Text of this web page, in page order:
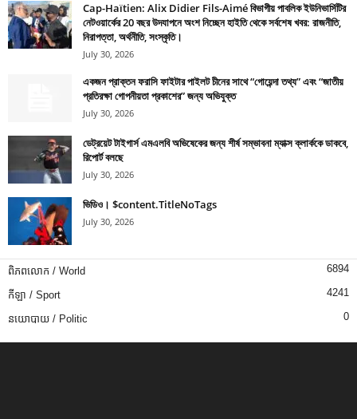
Cap-Haïtien: Alix Didier Fils-Aimé বিভাগীয় পাবলিক ইউনিভার্সিটির
নেটওয়ার্কের 20 বছর উদযাপনে অংশ নিচ্ছেন হাইতি থেকে সর্বশেষ খবর: রাজনীতি,
নিরাপত্তা, অর্থনীতি, সংস্কৃতি।
July 30, 2026
একজন প্রাক্তন ফরাসি ফাইটার পাইলট চীনের সাথে “গোয়েন্দা তথ্য” এবং “জাতীয়
প্রতিরক্ষা গোপনীয়তা প্রকাশের” জন্য অভিযুক্ত
July 30, 2026
ডেট্রয়েট টাইগার্স এমএলবি অভিষেকের জন্য শীর্ষ সম্ভাবনা ম্যাক্স ক্লার্ককে ডাকবে,
রিপোর্ট বলছে
July 30, 2026
ভিডিও। $content.TitleNoTags
July 30, 2026
ពិភពលោក / World 6894
កីឡា / Sport 4241
នយោបាយ / Politic 0